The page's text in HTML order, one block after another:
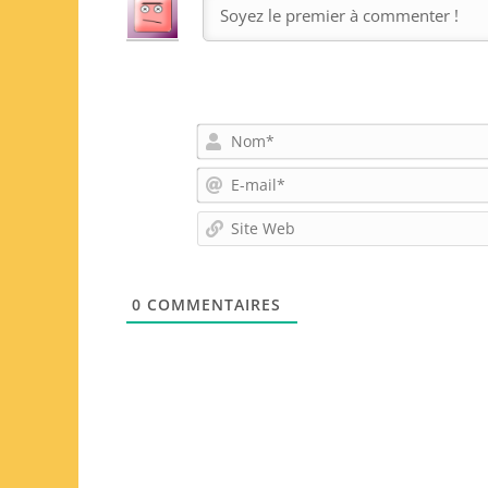
0 COMMENTAIRES